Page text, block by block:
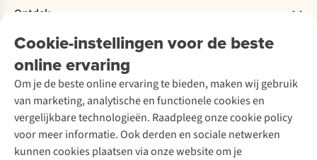
Cookie-instellingen voor de beste
online ervaring
Om je de beste online ervaring te bieden, maken wij gebruik
van marketing, analytische en functionele cookies en
vergelijkbare technologieën. Raadpleeg onze cookie policy
voor meer informatie. Ook derden en sociale netwerken
kunnen cookies plaatsen via onze website om je
Bestelling herroepen
Garantie
Contact
Over Ayacucho
Onze winkels
Over A.S.Adventure
Toegankelijkheidsverklaring
Ski-onderhoud
Wasservice
Schoenonderhoud
Schoenherstelling
Kledingherstelling
Retouches
Voor bedrijven
Ontdek
A.S.Magazine
Podcast
Explore Academy
Explore Camp
Gear Check
Inspiratie & advies
Meld je aan voor de nieuwsbrief
Follow us